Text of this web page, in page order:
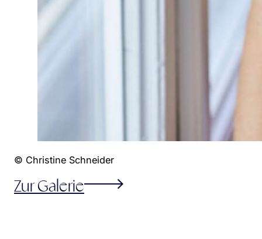
© Christine Schneider
Zur Galerie